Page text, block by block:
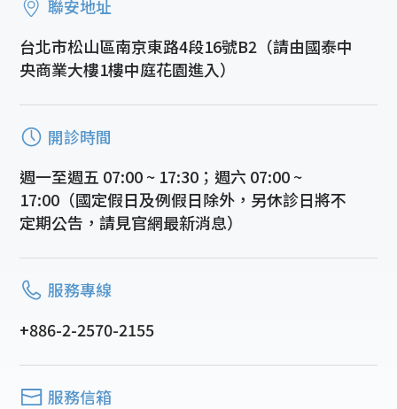
聯安地址
台北市松山區南京東路4段16號B2（請由國泰中
央商業大樓1樓中庭花園進入）
開診時間
週一至週五 07:00 ~ 17:30；週六 07:00 ~
17:00（國定假日及例假日除外，另休診日將不
定期公告，請見官網最新消息）
服務專線
+886-2-2570-2155
服務信箱